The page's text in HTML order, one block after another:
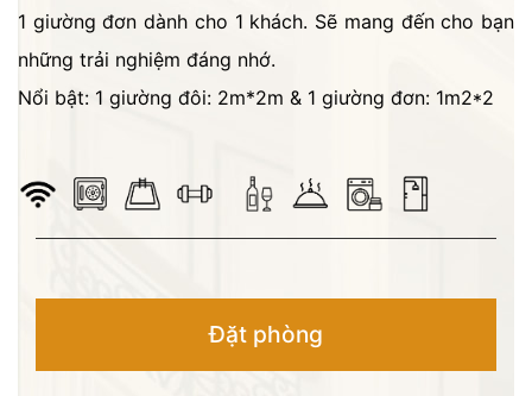
1 giường đơn dành cho 1 khách. Sẽ mang đến cho bạn
những trải nghiệm đáng nhớ.
Nổi bật: 1 giường đôi: 2m*2m & 1 giường đơn: 1m2*2
Đặt phòng